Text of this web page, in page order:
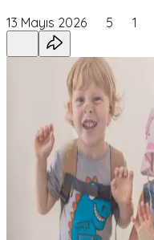
13 Mayıs 2026 5 1